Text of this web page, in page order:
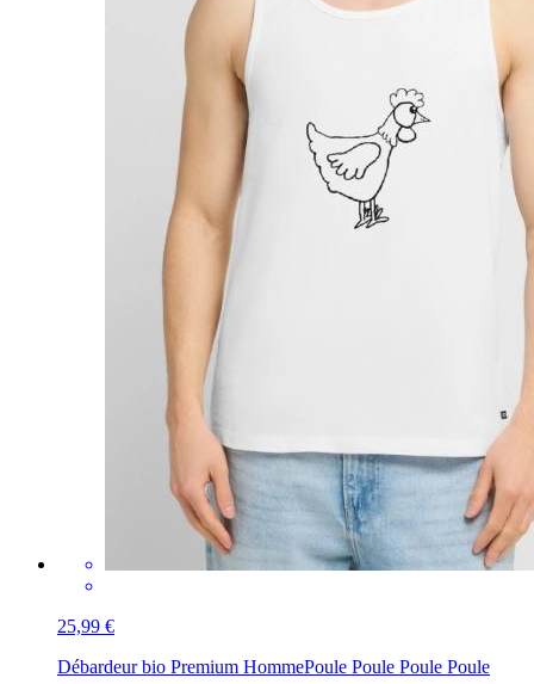
25,99 €
Débardeur bio Premium HommePoule Poule Poule Poule